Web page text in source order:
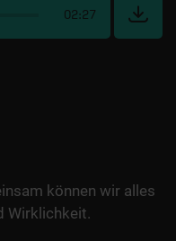
02:27
können wir alles
Wirklichkeit.